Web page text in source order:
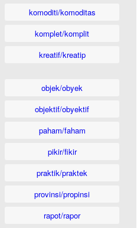
komoditi/komoditas
komplet/komplit
kreatif/kreatip
objek/obyek
objektif/obyektif
paham/faham
pikir/fikir
praktik/praktek
provinsi/propinsi
rapot/rapor